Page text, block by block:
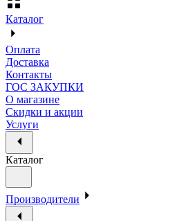
Каталог
Оплата
Доставка
Контакты
ГОС ЗАКУПКИ
О магазине
Скидки и акции
Услуги
Каталог
Производители